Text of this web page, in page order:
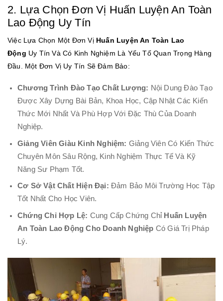
2. Lựa Chọn Đơn Vị Huấn Luyện An Toàn
Lao Động Uy Tín
Việc Lựa Chọn Một Đơn Vị Huấn Luyện An Toàn Lao
Động Uy Tín Và Có Kinh Nghiệm Là Yếu Tố Quan Trọng Hàng
Đầu. Một Đơn Vị Uy Tín Sẽ Đảm Bảo:
Chương Trình Đào Tạo Chất Lượng: Nội Dung Đào Tạo
Được Xây Dựng Bài Bản, Khoa Học, Cập Nhật Các Kiến
Thức Mới Nhất Và Phù Hợp Với Đặc Thù Của Doanh
Nghiệp.
Giảng Viên Giàu Kinh Nghiệm: Giảng Viên Có Kiến Thức
Chuyên Môn Sâu Rộng, Kinh Nghiệm Thực Tế Và Kỹ
Năng Sư Phạm Tốt.
Cơ Sở Vật Chất Hiện Đại: Đảm Bảo Môi Trường Học Tập
Tốt Nhất Cho Học Viên.
Chứng Chỉ Hợp Lệ: Cung Cấp Chứng Chỉ Huấn Luyện
An Toàn Lao Động Cho Doanh Nghiệp Có Giá Trị Pháp
Lý.